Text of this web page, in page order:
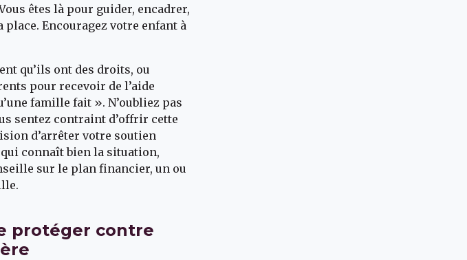
êtes là pour guider, encadrer,
Encouragez votre enfant à
qu’ils ont des droits, ou
pour recevoir de l’aide
famille fait ». N’oubliez pas
sentez contraint d’offrir cette
d’arrêter votre soutien
connaît bien la situation,
sur le plan financier, un ou
protéger contre